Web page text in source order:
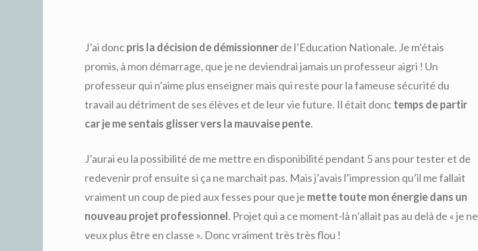
J’ai doncpris la décision de démissionnerde l’Education Nationale. Je m’étais
promis, à mon démarrage, que je ne deviendrai jamais un professeur aigri ! Un
professeur qui n’aime plus enseigner mais qui reste pour la fameuse sécurité du
travail au détriment de ses élèves et de leur vie future. Il était donctemps de partir
car je me sentais glisser vers la mauvaise pente.
J’aurai eu la possibilité de me mettre en disponibilité pendant 5 ans pour tester et de
redevenir prof ensuite si ça ne marchait pas. Mais j’avais l’impression qu’il me fallait
vraiment un coup de pied aux fesses pour que je mette toute mon énergie dans un
nouveau projet professionnel. Projet qui a ce moment-là n’allait pas au delà de « je ne
veux plus être en classe ». Donc vraiment très très flou !